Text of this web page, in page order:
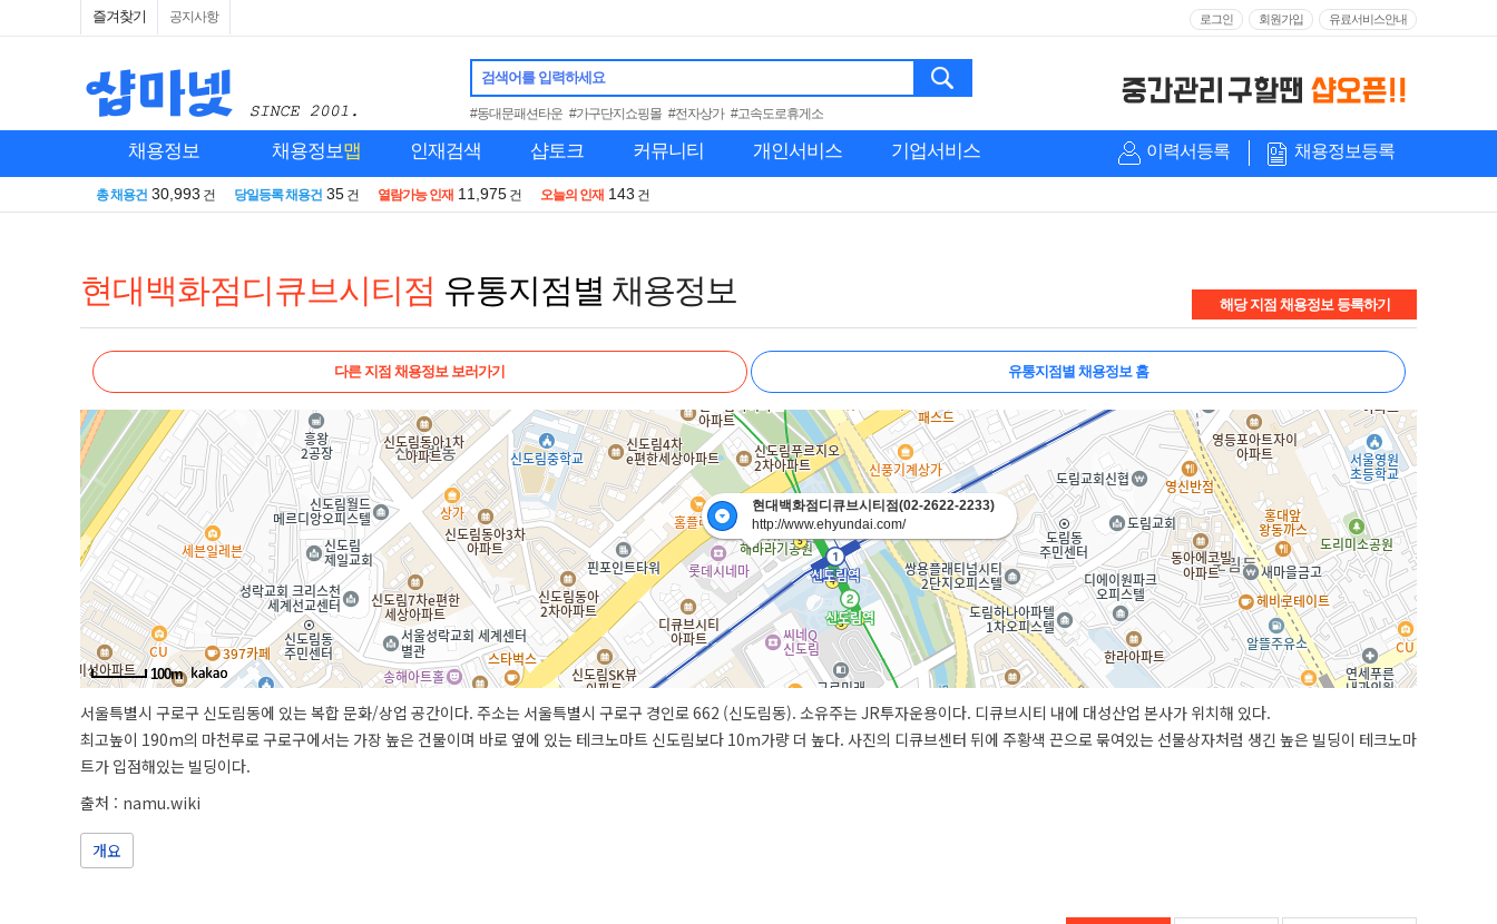
즐겨찾기 공지사항 로그인 회원가입 유료서비스안내
검색어를 입력하세요
#동대문패션타운 #가구단지쇼핑몰 #전자상가 #고속도로휴게소
채용정보 채용정보맵 인재검색 샵토크 커뮤니티 개인서비스 기업서비스 이력서등록 채용정보등록
총 채용건 30,993 건 당일등록 채용건 35 건 열람가능 인재 11,975 건 오늘의 인재 143 건
현대백화점디큐브시티점 유통지점별 채용정보
다른 지점 채용정보 보러가기 유통지점별 채용정보 홈
해당 지점 채용정보 등록하기
현대백화점디큐브시티점(02-2622-2233)
http://www.ehyundai.com/
100m
서울특별시 구로구 신도림동에 있는 복합 문화/상업 공간이다. 주소는 서울특별시 구로구 경인로 662 (신도림동). 소유주는 JR투자운용이다. 디큐브시티 내에 대성산업 본사가 위치해 있다.
최고높이 190m의 마천루로 구로구에서는 가장 높은 건물이며 바로 옆에 있는 테크노마트 신도림보다 10m가량 더 높다. 사진의 디큐브센터 뒤에 주황색 끈으로 묶여있는 선물상자처럼 생긴 높은 빌딩이 테크노마
트가 입점해있는 빌딩이다.
출처 : namu.wiki
개요